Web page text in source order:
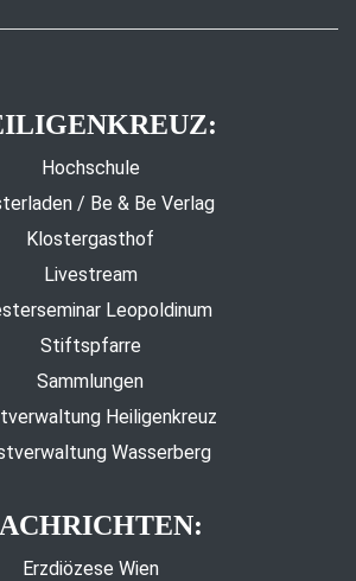
Hochschule
/ Be & Be Verlag
Klostergasthof
Livestream
Leopoldinum
Stiftspfarre
Sammlungen
Heiligenkreuz
Wasserberg
Erzdiözese Wien